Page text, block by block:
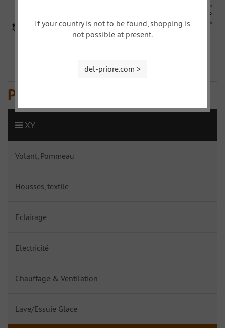
Planchers
XY
Volant, Pommeau
Housses, textile
Eclairage
Electricité
Chauffage & Ventilation
Lave/Essuie Glace
If your country is not to be found, shopping is
not possible at present.
del-priore.com >